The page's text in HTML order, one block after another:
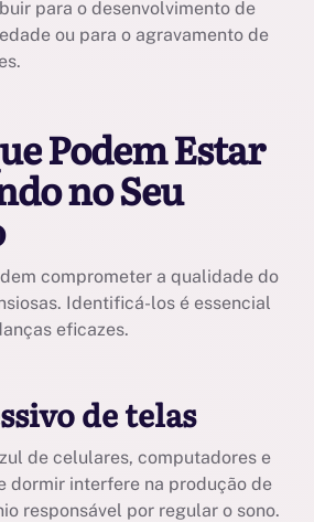
para o desenvolvimento de
ou para o agravamento de
Podem Estar
no Seu
comprometer a qualidade do
Identificá-los é essencial
eficazes.
de telas
de celulares, computadores e
dormir interfere na produção de
responsável por regular o sono.